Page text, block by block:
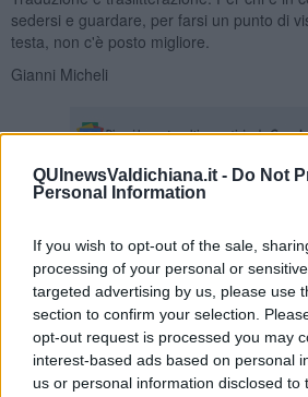
QUInewsValdichiana.it - Do Not
Personal Information
If you wish to opt-out of the sale,
processing of your personal or
targeted advertising by us, please use
section to confirm your selection.
opt-out request is processed you may
interest-based ads based on personal
us or personal information disclosed to
sedersi e guardare, per farsi un punto di
testa, non c'è posto migliore.
Gianni Micheli
Newsletter QUInews - ToscanaMedia.
alle 20:00 direttamente nella tua casella di
Basta cliccareQUI
Fotogallery